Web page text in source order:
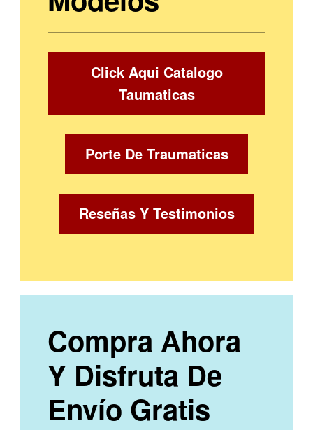
Click Aqui Catalogo
Taumaticas
Porte De Traumaticas
Reseñas Y Testimonios
Compra Ahora
Y Disfruta De
Envío Gratis